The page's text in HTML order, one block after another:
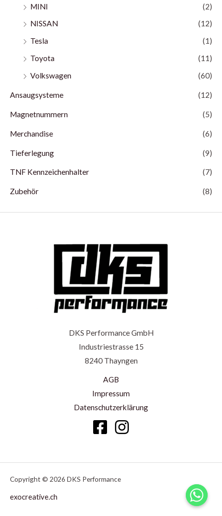
MINI
(2)
NISSAN
(12)
Tesla
(1)
Toyota
(11)
Volkswagen
(60)
Ansaugsysteme (12)
Magnetnummern (5)
Merchandise (6)
Tieferlegung (9)
TNF Kennzeichenhalter (7)
Zubehör (8)
DKS Performance GmbH
Industriestrasse 15
8240 Thayngen
AGB
Impressum
Datenschutzerklärung
Copyright © 2026 DKS Performance
exocreative.ch